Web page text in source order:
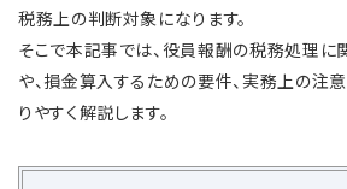
税務上の判断対象になります。
そこで本記事では、役員報酬の税務処理に
や、損金算入するための要件、実務上の注
りやすく解説します。